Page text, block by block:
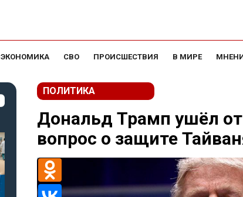
ЭКОНОМИКА СВО ПРОИСШЕСТВИЯ В МИРЕ
ПОЛИТИКА
Дональд Трамп ушёл от
вопрос о защите